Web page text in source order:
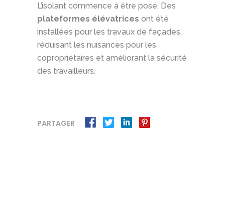
L’isolant commence à être posé. Des
plateformes élévatrices ont été
installées pour les travaux de façades,
réduisant les nuisances pour les
copropriétaires et améliorant la sécurité
des travailleurs.
PARTAGER